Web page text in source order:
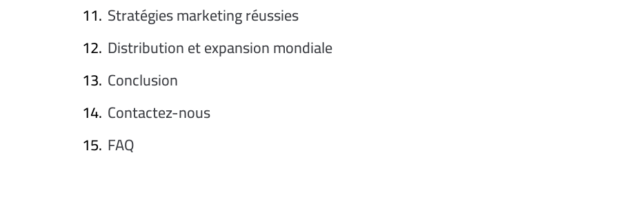
Stratégies marketing réussies
Distribution et expansion mondiale
Conclusion
Contactez-nous
FAQ